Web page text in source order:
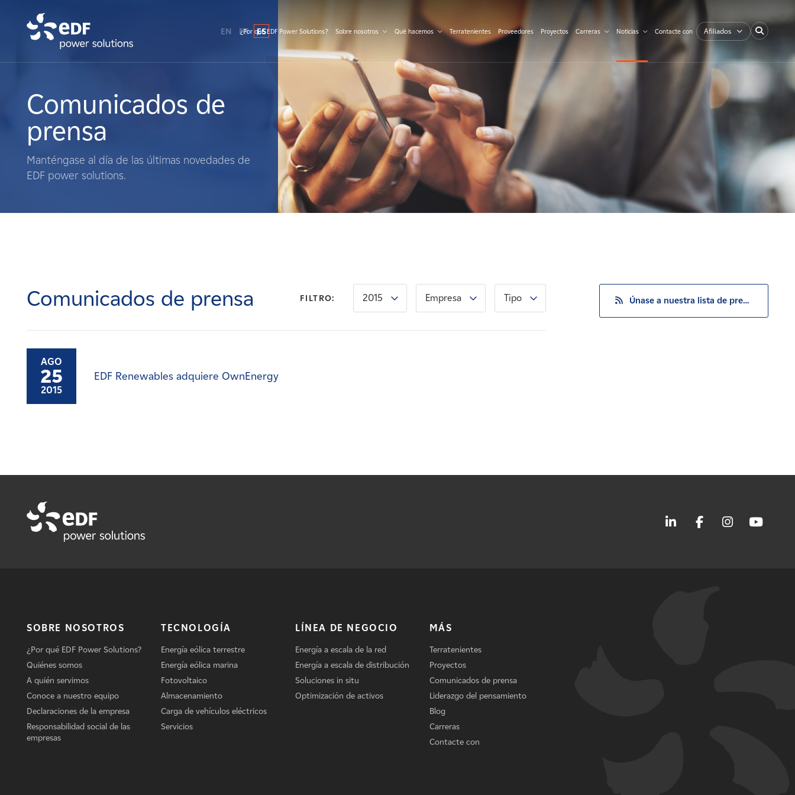
Qué hacemos
Terratenientes
Noticias
Afiliados
EN FR ES
¿Por qué EDF Power Solutions? Sobre nosotros Qué hacemos Terratenientes Proveedores Proyectos Carreras Noticias Contacte con Afiliados
Comunicados de
prensa
Manténgase al día de las últimas novedades de
EDF power solutions.
Comunicados de prensa FILTRO: 2015 Empresa Tipo
AGO
25
2015
EDF Renewables adquiere OwnEnergy
Únase a nuestra lista de prensa
SOBRE NOSOTROS
¿Por qué EDF Power Solutions?
Quiénes somos
A quién servimos
Conoce a nuestro equipo
Declaraciones de la empresa
Responsabilidad social de las
empresas
TECNOLOGÍA
Energía eólica terrestre
Energía eólica marina
Fotovoltaico
Almacenamiento
Carga de vehículos eléctricos
Servicios
LÍNEA DE NEGOCIO
Energía a escala de la red
Energía a escala de distribución
Soluciones in situ
Optimización de activos
MÁS
Terratenientes
Proyectos
Comunicados de prensa
Liderazgo del pensamiento
Blog
Carreras
Contacte con